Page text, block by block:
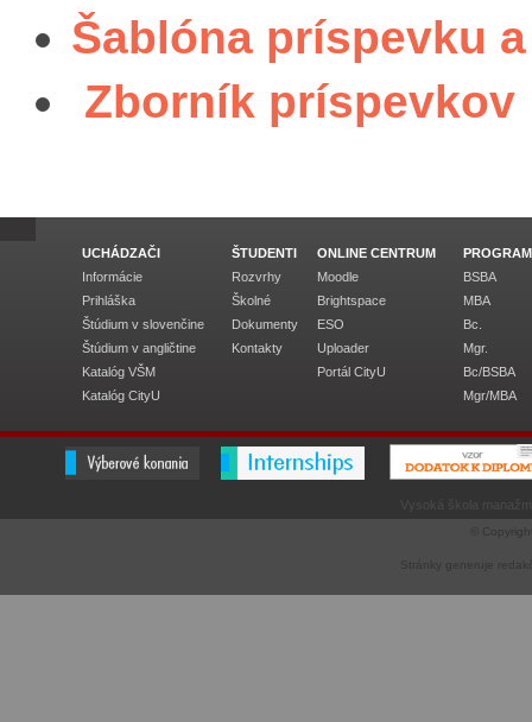
Šablóna príspevku
Zborník príspevkov
UCHÁDZAČI ŠTUDENTI ONLINE CENTRUM
Informácie
Rozvrhy Moodle
BSBA
Prihláška
Školné Brightspace
MBA
Štúdium v slovenčine
Dokumenty ESO
Bc.
Štúdium v angličtine
Kontakty Uploader
Mgr.
Katalóg VŠM
Portál CityU
Bc/BSBA
Katalóg CityU
Mgr/MBA
Vysoká škola
Stránky generuje